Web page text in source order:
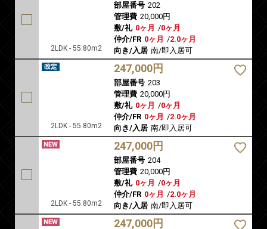
2LDK - 55.80m2
部屋番号 202
管理費 20,000円
敷/礼 0ヶ月 /0ヶ月
仲介/FR 0ヶ月 /2.0ヶ月
向き/入居 南/即入居可
2LDK - 55.80m2
247,000円
部屋番号 203
管理費 20,000円
敷/礼 0ヶ月 /0ヶ月
仲介/FR 0ヶ月 /2.0ヶ月
向き/入居 南/即入居可
2LDK - 55.80m2
247,000円
部屋番号 204
管理費 20,000円
敷/礼 0ヶ月 /0ヶ月
仲介/FR 0ヶ月 /2.0ヶ月
向き/入居 南/即入居可
247,000円